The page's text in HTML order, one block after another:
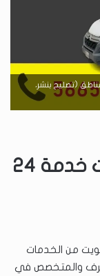
24 ساعة لكافة المناطق (تصليح بنشر،
تبديل تواير متنقل الكويت خدمة 24
من الخدمات
والمتخصص في